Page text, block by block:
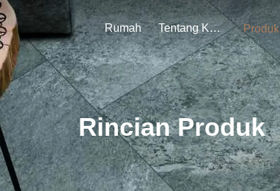
Rumah Tentang Kami Produk
Rincian Produk